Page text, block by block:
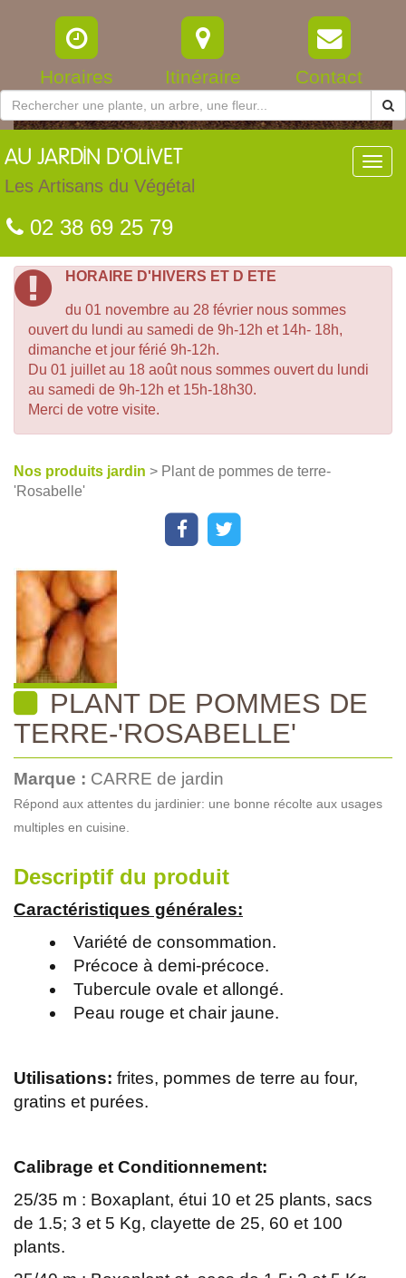
Horaires Itinéraire Contact
AU JARDIN D'OLIVET
Les Artisans du Végétal
02 38 69 25 79
HORAIRE D'HIVERS ET D ETE
du 01 novembre au 28 février nous sommes
ouvert du lundi au samedi de 9h-12h et 14h- 18h,
dimanche et jour férié 9h-12h.
Du 01 juillet au 18 août nous sommes ouvert du lundi
au samedi de 9h-12h et 15h-18h30.
Merci de votre visite.
Nos produits jardin > Plant de pommes de terre-
'Rosabelle'
PLANT DE POMMES DE
TERRE-'ROSABELLE'
Marque : CARRE de jardin
Répond aux attentes du jardinier: une bonne récolte aux usages
multiples en cuisine.
Descriptif du produit
Caractéristiques générales:
Variété de consommation.
Précoce à demi-précoce.
Tubercule ovale et allongé.
Peau rouge et chair jaune.
Utilisations: frites, pommes de terre au four,
gratins et purées.
Calibrage et Conditionnement:
25/35 m : Boxaplant, étui 10 et 25 plants, sacs
de 1.5; 3 et 5 Kg, clayette de 25, 60 et 100
plants.